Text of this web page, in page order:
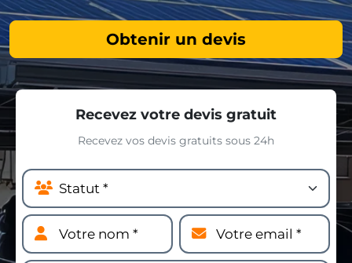
Obtenir un devis
Recevez votre devis gratuit
Recevez vos devis gratuits sous 24h